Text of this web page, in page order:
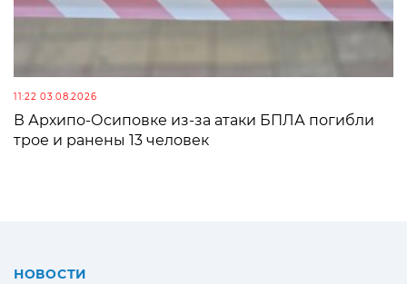
11:22 03.08.2026
В Архипо-Осиповке из-за атаки БПЛА погибли
трое и ранены 13 человек
НОВОСТИ